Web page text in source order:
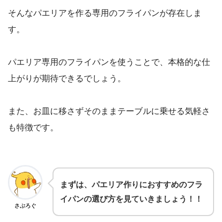
そんなパエリアを作る専用のフライパンが存在しま
す。
パエリア専用のフライパンを使うことで、本格的な仕
上がりが期待できるでしょう。
また、お皿に移さずそのままテーブルに乗せる気軽さ
も特徴です。
さぶろぐ
まずは、パエリア作りにおすすめのフラ
イパンの選び方を見ていきましょう！！